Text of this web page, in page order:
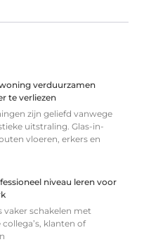
verduurzamen
te verliezen
zijn geliefd vanwege
uitstraling. Glas-in-
vloeren, erkers en
niveau leren voor
vaker schakelen met
klanten of